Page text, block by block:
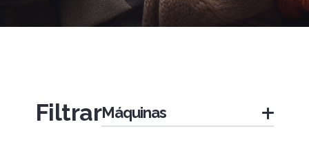
FiltrarMáquinas